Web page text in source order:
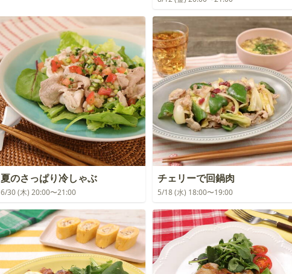
夏のさっぱり冷しゃぶ
6/30 (木) 20:00〜21:00
チェリーで回鍋肉
5/18 (水) 18:00〜19:00